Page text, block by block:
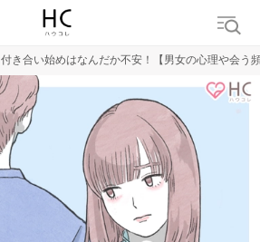
エッチ セックス 長続き
付き合い始めはなんだか不安！【男女の心理や会う